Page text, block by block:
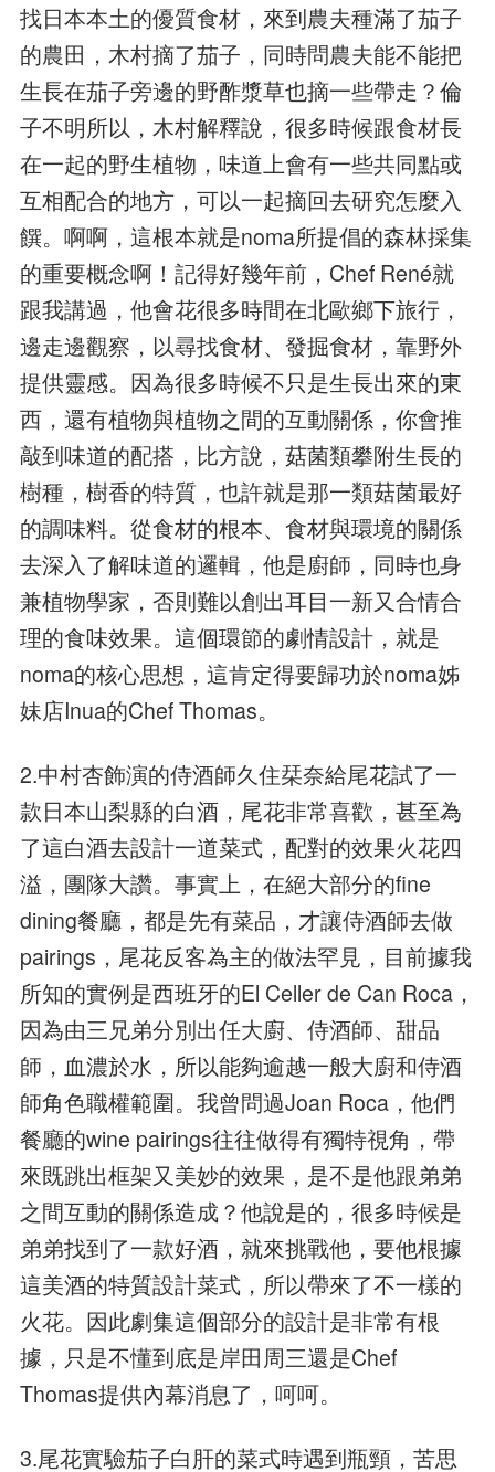
找日本本土的優質食材，來到農夫種滿了茄子
的農田，木村摘了茄子，同時問農夫能不能把
生長在茄子旁邊的野酢漿草也摘一些帶走？倫
子不明所以，木村解釋說，很多時候跟食材長
在一起的野生植物，味道上會有一些共同點或
互相配合的地方，可以一起摘回去研究怎麼入
饌。啊啊，這根本就是noma所提倡的森林採集
的重要概念啊！記得好幾年前，Chef René就
跟我講過，他會花很多時間在北歐鄉下旅行，
邊走邊觀察，以尋找食材、發掘食材，靠野外
提供靈感。因為很多時候不只是生長出來的東
西，還有植物與植物之間的互動關係，你會推
敲到味道的配搭，比方說，菇菌類攀附生長的
樹種，樹香的特質，也許就是那一類菇菌最好
的調味料。從食材的根本、食材與環境的關係
去深入了解味道的邏輯，他是廚師，同時也身
兼植物學家，否則難以創出耳目一新又合情合
理的食味效果。這個環節的劇情設計，就是
noma的核心思想，這肯定得要歸功於noma姊
妹店Inua的Chef Thomas。
2.中村杏飾演的侍酒師久住栞奈給尾花試了一
款日本山梨縣的白酒，尾花非常喜歡，甚至為
了這白酒去設計一道菜式，配對的效果火花四
溢，團隊大讚。事實上，在絕大部分的fine
dining餐廳，都是先有菜品，才讓侍酒師去做
pairings，尾花反客為主的做法罕見，目前據我
所知的實例是西班牙的El Celler de Can Roca，
因為由三兄弟分別出任大廚、侍酒師、甜品
師，血濃於水，所以能夠逾越一般大廚和侍酒
師角色職權範圍。我曾問過Joan Roca，他們
餐廳的wine pairings往往做得有獨特視角，帶
來既跳出框架又美妙的效果，是不是他跟弟弟
之間互動的關係造成？他說是的，很多時候是
弟弟找到了一款好酒，就來挑戰他，要他根據
這美酒的特質設計菜式，所以帶來了不一樣的
火花。因此劇集這個部分的設計是非常有根
據，只是不懂到底是岸田周三還是Chef
Thomas提供內幕消息了，呵呵。
3.尾花實驗茄子白肝的菜式時遇到瓶頸，苦思